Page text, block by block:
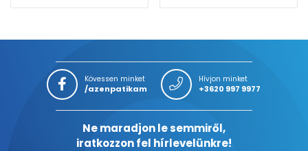
Kövessen minket
/azenpatikam
Hívjon minket
+3620 997 9977
Ne maradjon le semmiről,
iratkozzon fel hírlevelünkre!